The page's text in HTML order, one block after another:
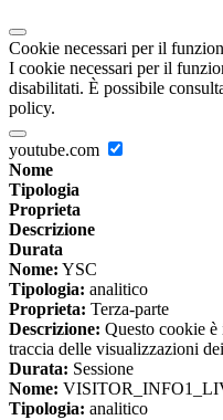
Cookie necessari per il
I cookie necessari per il
disabilitati. È possibile
policy.
youtube.com
Nome
Tipologia
Proprieta
Descrizione
Durata
Nome: YSC
Tipologia: analitico
Proprieta: Terza-parte
Descrizione: Questo cookie è
traccia delle visualizzazioni
Durata: Sessione
Nome:
Tipologia: analitico